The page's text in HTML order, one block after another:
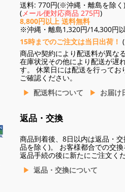
送料: 770円(※沖縄・離島を除く)
(メール便対応商品 275円)
8,800円以上 送料無料
※沖縄・離島1,320円/14,300円
15時までのご注文は当日出荷！
商品や契約により配送料が異な
在庫状況その他により配送が遅
す。 休業日には配送を行ってお
ご確認ください。
配送料について
お届け
返品・交換
商品到着後、8日以内は返品・
品を除く)。 お客様都合での交換
返品手続の後に新たにご注文くだ
返品・交換について